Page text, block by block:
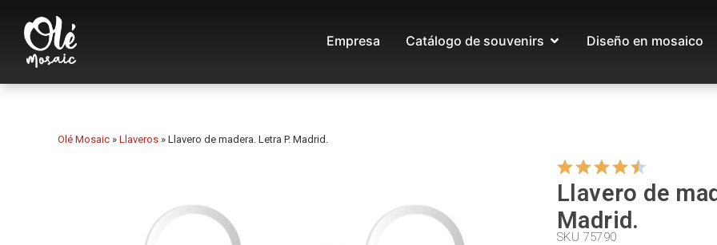
Empresa Catálogo de souvenirs Diseño en mosaico
Olé Mosaic » Llaveros » Llavero de madera. Letra P. Madrid.
Llavero de
Madrid.
SKU 75790